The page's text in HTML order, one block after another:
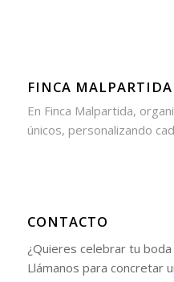
FINCA MALPARTIDA
En Finca Malpartida,
únicos, personalizando
CONTACTO
¿Quieres celebrar tu boda
Llámanos para concretar